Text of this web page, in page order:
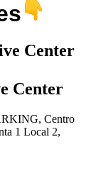
Center
Centro
1 Local 2,